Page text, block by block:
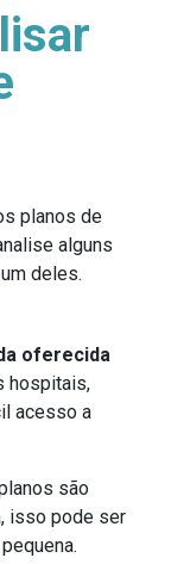
planos de
alguns
deles.
oferecida
hospitais,
acesso a
são
isso pode ser